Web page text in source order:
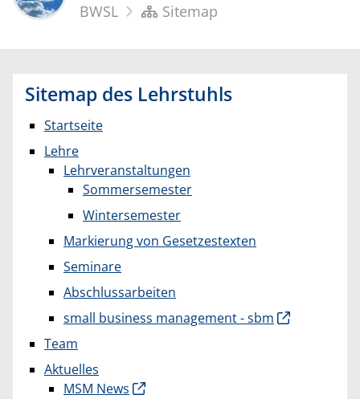
BWSL Sitemap
Sitemap des Lehrstuhls
Startseite
Lehre
Lehrveranstaltungen
Sommersemester
Wintersemester
Markierung von Gesetzestexten
Seminare
Abschlussarbeiten
small business management - sbm
Team
Aktuelles
MSM News